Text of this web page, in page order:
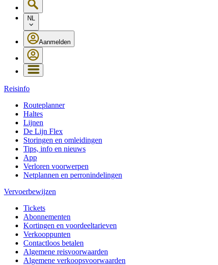
NL
Aanmelden
Reisinfo
Routeplanner
Haltes
Lijnen
De Lijn Flex
Storingen en omleidingen
Tips, info en nieuws
App
Verloren voorwerpen
Netplannen en perronindelingen
Vervoerbewijzen
Tickets
Abonnementen
Kortingen en voordeeltarieven
Verkooppunten
Contactloos betalen
Algemene reisvoorwaarden
Algemene verkoopsvoorwaarden